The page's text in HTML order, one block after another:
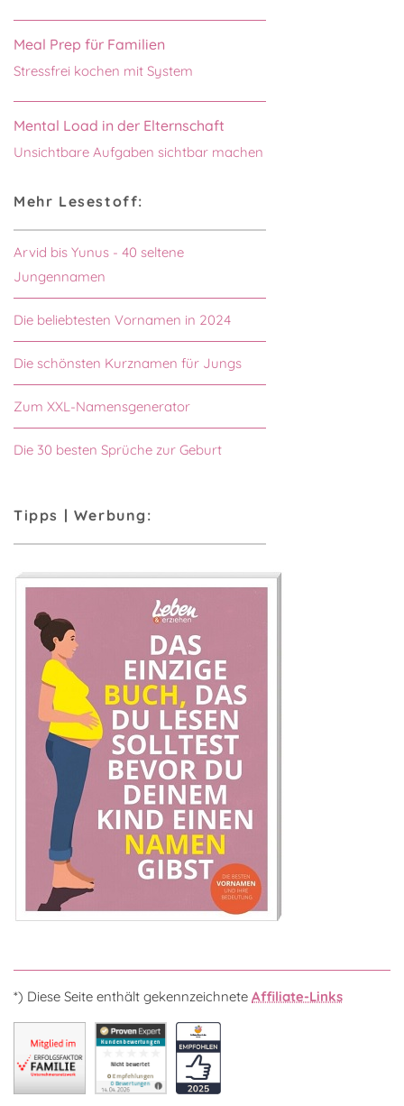
Meal Prep für Familien
Stressfrei kochen mit System
Mental Load in der Elternschaft
Unsichtbare Aufgaben sichtbar machen
Mehr Lesestoff:
Arvid bis Yunus - 40 seltene
Jungennamen
Die beliebtesten Vornamen in 2024
Die schönsten Kurznamen für Jungs
Zum XXL-Namensgenerator
Die 30 besten Sprüche zur Geburt
Tipps | Werbung:
*) Diese Seite enthält gekennzeichnete Affiliate-Links